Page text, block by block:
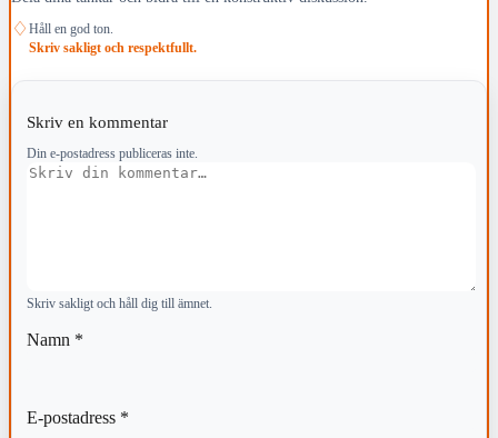
♢ Håll en god ton.
Skriv sakligt och respektfullt.
Skriv en kommentar
Din e-postadress publiceras inte.
Kommentar
Skriv sakligt och håll dig till ämnet.
Namn *
E-postadress *